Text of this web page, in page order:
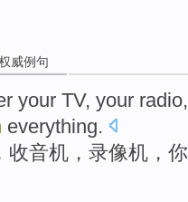
威例句
your TV, your radio
everything.
收音机 ， 录像机 ，